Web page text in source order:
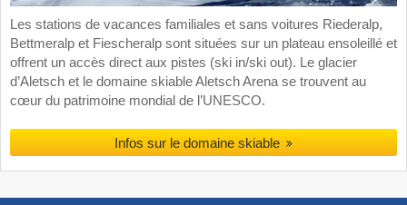
Les stations de vacances familiales et sans voitures Riederalp,
Bettmeralp et Fiescheralp sont situées sur un plateau ensoleillé et
offrent un accès direct aux pistes (ski in/ski out). Le glacier
d’Aletsch et le domaine skiable Aletsch Arena se trouvent au
cœur du patrimoine mondial de l’UNESCO.
Infos sur le domaine skiable